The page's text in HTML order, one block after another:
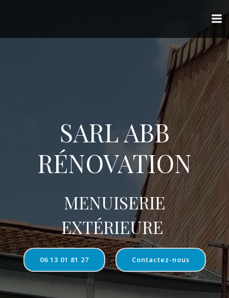
SARL ABB
RÉNOVATION
MENUISERIE
06 13 01 81 27 Contactez-nous